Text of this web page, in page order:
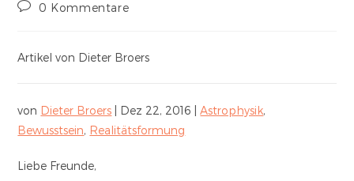
0 Kommentare
Artikel von Dieter Broers
von Dieter Broers | Dez 22, 2016 |Astrophysik,
Bewusstsein, Realitätsformung
Liebe Freunde,